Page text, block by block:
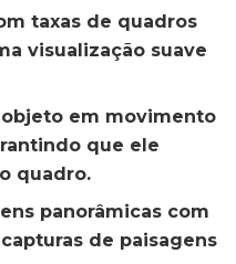
taxas de quadros
visualização suave
em movimento
que ele
quadro.
panorâmicas com
de paisagens